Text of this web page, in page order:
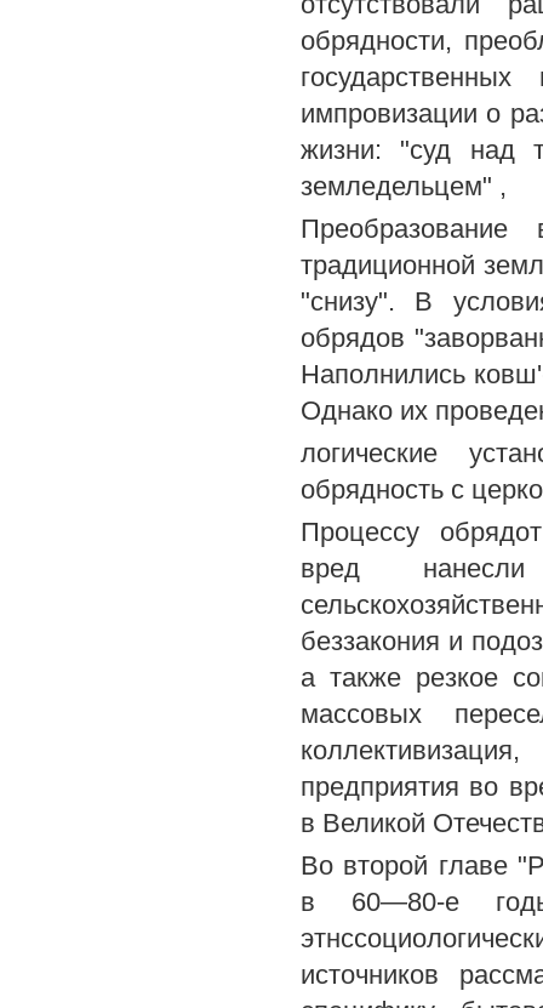
обрядности,
импровизации о
жизни: "суд над
земледельцем" ,
традиционной
"снизу". В
обрядов
Наполнились
Однако их
логические
обрядность с
Процессу
вред нанесли
беззакония и
а также резкое
массовых
предприятия во
в Великой
Во второй главе
в 60—80-е
источников